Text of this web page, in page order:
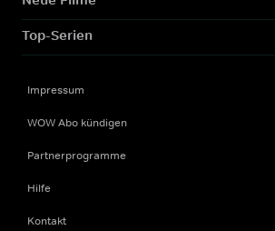
Top-Serien
Impressum
WOW Abo kündigen
Partnerprogramme
Hilfe
Kontakt